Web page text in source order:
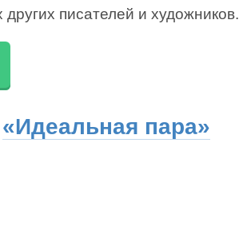
писателей и художников.
«Идеальная пара»